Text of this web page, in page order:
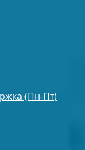
(Пн-Пт)